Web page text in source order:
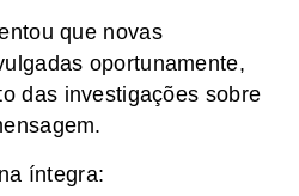
que novas
oportunamente,
das investigações sobre
íntegra: